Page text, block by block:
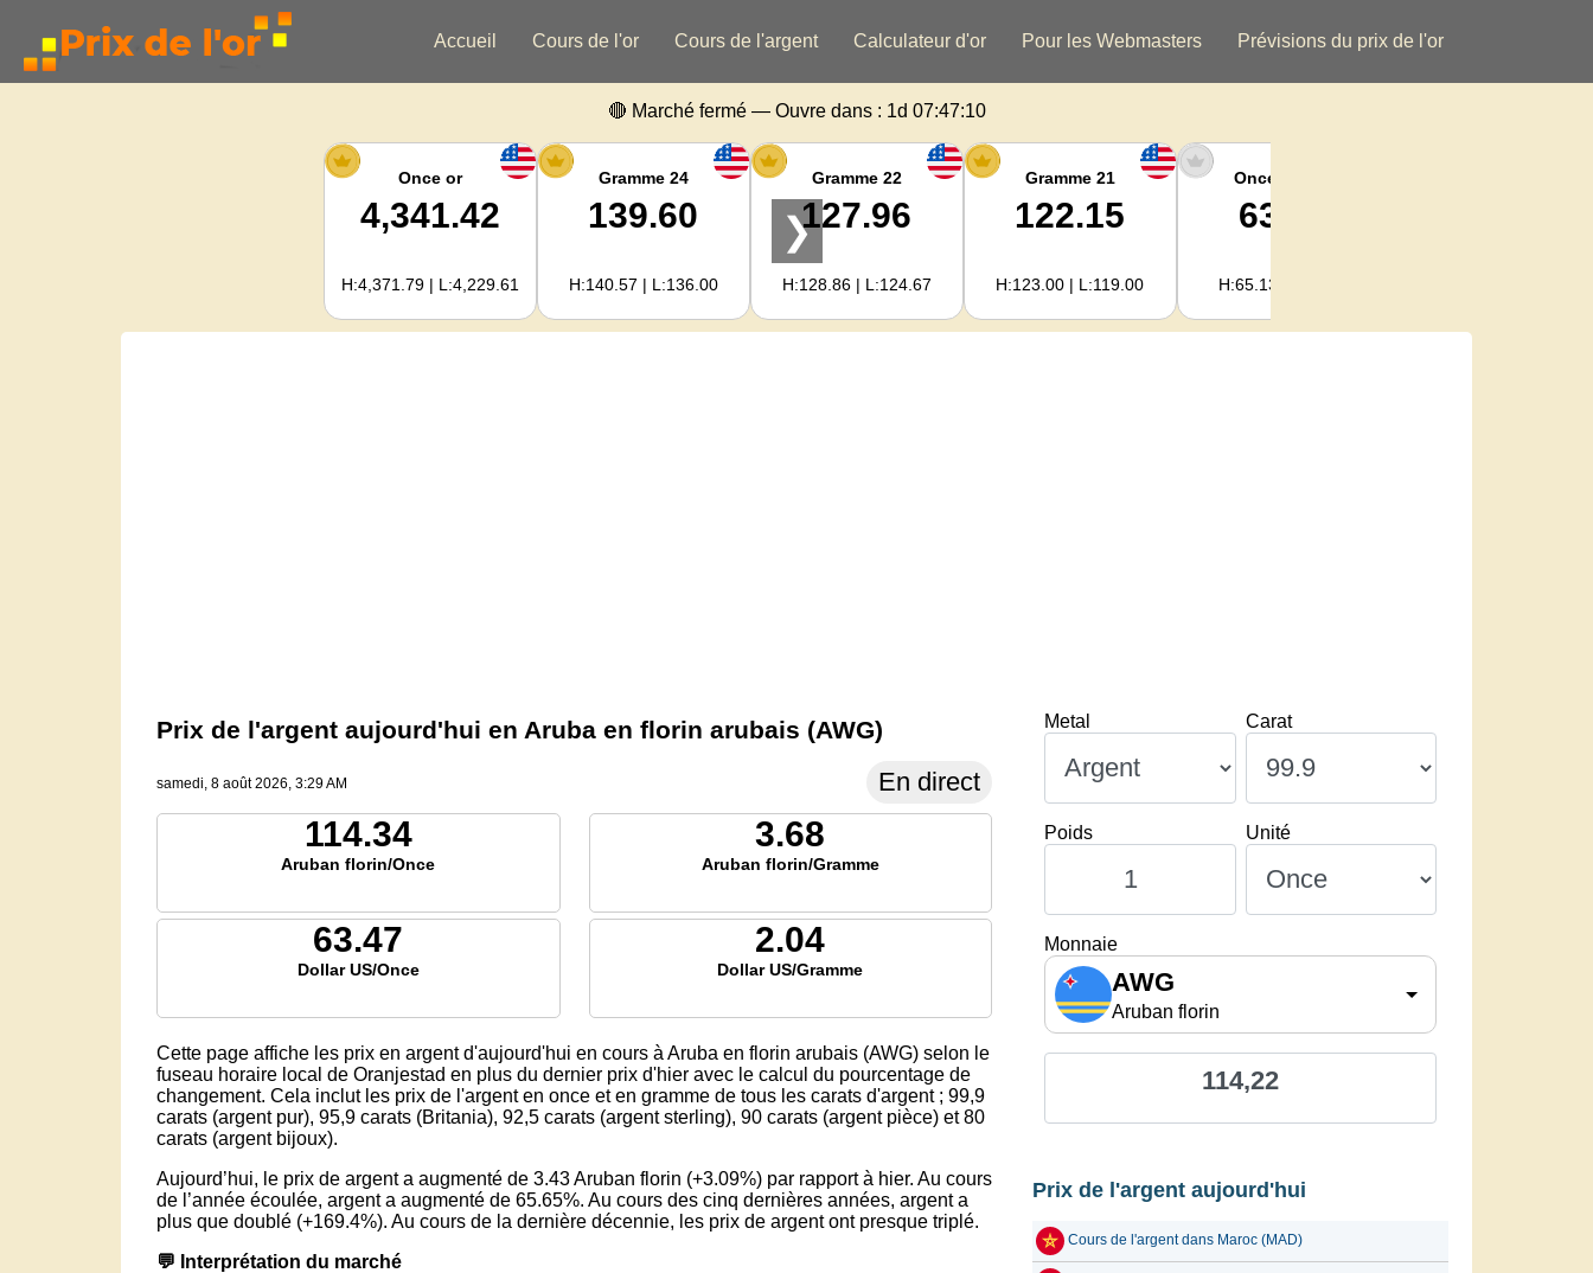
Accueil Cours de l'or Cours de l'argent Calculateur d'or Pour les Webmasters Prévisions du prix de l'or
🔴 Marché fermé — Ouvre dans : 1d 07:47:09
Once or
4,341.42
H:4,371.79 | L:4,229.61
Gramme 24
139.60
H:140.57 | L:136.00
Gramme 22
127.96
H:128.86 | L:124.67
Gramme 21
122.15
H:123.00 | L:119.00
Once argent
63.47
H:65.13 | L:61.15
❯
Prix ​​de l'argent aujourd'hui en Aruba en florin arubais (AWG)
samedi, 8 août 2026, 3:29 AM En direct
114.34
Aruban florin/Once
3.68
Aruban florin/Gramme
63.47
Dollar US/Once
2.04
Dollar US/Gramme
Cette page affiche les prix en argent d'aujourd'hui en cours à Aruba en florin arubais (AWG) selon le
fuseau horaire local de Oranjestad en plus du dernier prix d'hier avec le calcul du pourcentage de
changement. Cela inclut les prix de l'argent en once et en gramme de tous les carats d'argent ; 99,9
carats (argent pur), 95,9 carats (Britania), 92,5 carats (argent sterling), 90 carats (argent pièce) et 80
carats (argent bijoux).
Aujourd’hui, le prix de argent a augmenté de 3.43 Aruban florin (+3.09%) par rapport à hier. Au cours
de l’année écoulée, argent a augmenté de 65.65%. Au cours des cinq dernières années, argent a
plus que doublé (+169.4%). Au cours de la dernière décennie, les prix de argent ont presque triplé.
💬 Interprétation du marché
Metal Carat
Poids Unité
Monnaie
AWG
Aruban florin
114,22
Prix de l'argent aujourd'hui
Cours de l'argent dans Maroc (MAD)